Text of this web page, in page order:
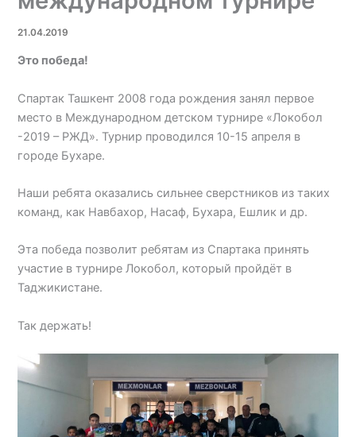
21.04.2019
Это победа!
Спартак Ташкент 2008 года рождения занял первое
место в Международном детском турнире «Локобол
-2019 – РЖД». Турнир проводился 10-15 апреля в
городе Бухаре.
Наши ребята оказались сильнее сверстников из таких
команд, как Навбахор, Насаф, Бухара, Ешлик и др.
Эта победа позволит ребятам из Спартака принять
участие в турнире Локобол, который пройдёт в
Таджикистане.
Так держать!